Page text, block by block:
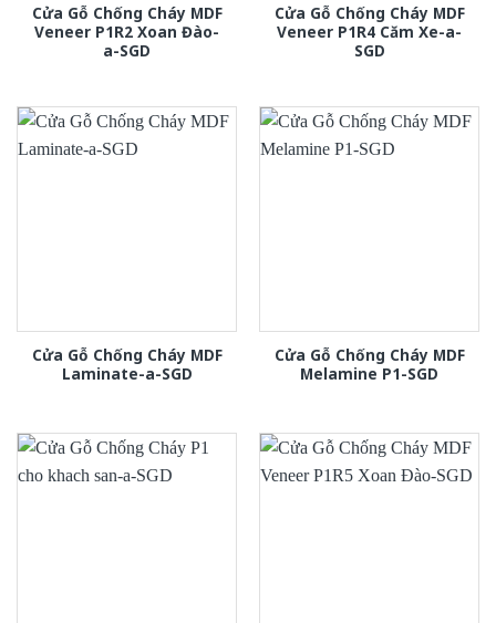
Cửa Gỗ Chống Cháy MDF
Veneer P1R2 Xoan Đào-
a-SGD
Cửa Gỗ Chống Cháy MDF
Veneer P1R4 Căm Xe-a-
SGD
Cửa Gỗ Chống Cháy MDF
Laminate-a-SGD
Cửa Gỗ Chống Cháy MDF
Melamine P1-SGD